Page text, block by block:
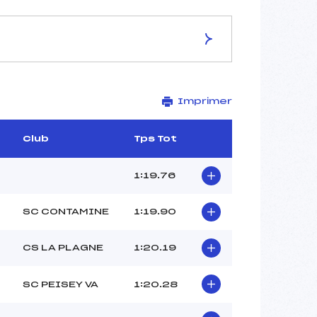
L'ETRET
2014
12166/11/16
Imprimer
Club Tps Tot
1:19.76
SC CONTAMINE 1:19.90
CS LA PLAGNE 1:20.19
SC PEISEY VA 1:20.28